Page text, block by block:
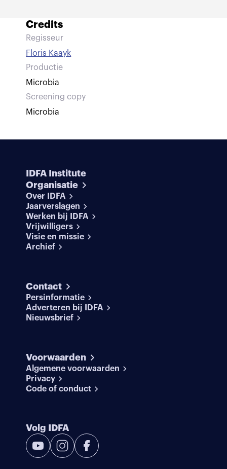
Credits
Regisseur
Floris Kaayk
Productie
Microbia
Screening copy
Microbia
IDFA Institute
Organisatie
Over IDFA
Jaarverslagen
Werken bij IDFA
Vrijwilligers
Visie en missie
Archief
Contact
Persinformatie
Adverteren bij IDFA
Nieuwsbrief
Voorwaarden
Algemene voorwaarden
Privacy
Code of conduct
Volg IDFA